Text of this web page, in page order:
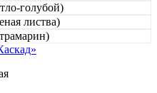
голубой)
листва)